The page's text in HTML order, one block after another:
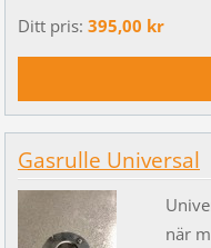
Ditt pris: 395,00 kr
Gasrulle Universal
när